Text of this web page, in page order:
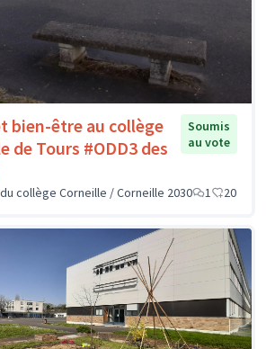
bien-être au collège
de Tours #ODD3 des
Soumis
au vote
collège Corneille / Corneille 2030 1 20